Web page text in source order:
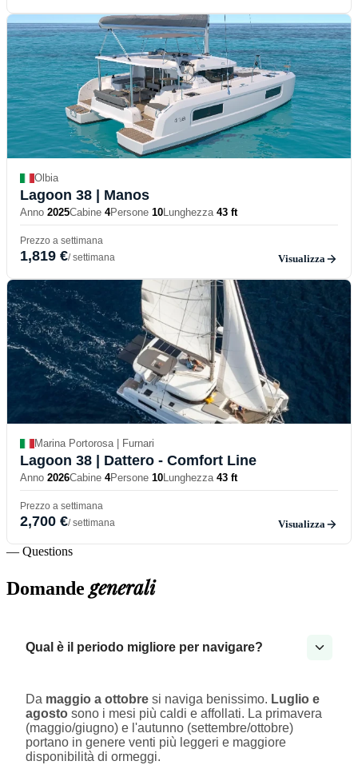
Olbia
Lagoon 38 | Manos
Anno 2025Cabine 4Persone 10Lunghezza 43 ft
Prezzo a settimana
1,819 €/ settimana Visualizza
Marina Portorosa | Furnari
Lagoon 38 | Dattero - Comfort Line
Anno 2026Cabine 4Persone 10Lunghezza 43 ft
Prezzo a settimana
2,700 €/ settimana Visualizza
— Questions
Domandegenerali
Qual è il periodo migliore per navigare?
Da maggio a ottobre si naviga benissimo. Luglio e
agosto sono i mesi più caldi e affollati. La primavera
(maggio/giugno) e l'autunno (settembre/ottobre)
portano in genere venti più leggeri e maggiore
disponibilità di ormeggi.